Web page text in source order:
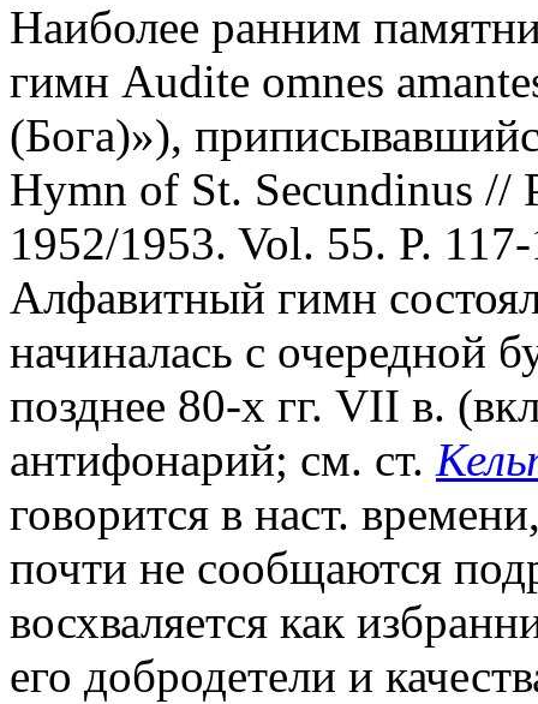
Наиболее ранним
гимн Audite omnes
(Бога)»),
Hymn of St. Secundinus //
1952/1953. Vol. 55. P.
Алфавитный гимн
начиналась с очередной
позднее 80-х гг. VII в.
антифонарий; см. ст.
говорится в наст.
почти не сообщаются
восхваляется как
его добродетели и